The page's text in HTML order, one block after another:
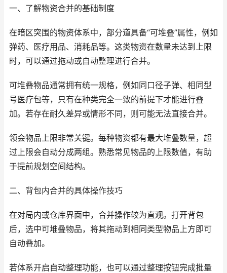
一、了解物资合并的基础制度
在暗区突围的物资体系中，部分道具备“可堆叠”属性，例如
弹药、医疗用品、消耗品等。这类物资在数量未达到上限
时，可以通过拖动或自动整理进行合并。
可堆叠物品通常拥有统一规格，例如同口径子弹、相同型
号医疗包等，只有在种类完全一致的前提下才能进行叠
加。若存在耐久差异或情形不同，则可能无法直接合并。
领会物品上限非常关键。每种物资都有最大堆叠数量，超
过上限会自动分成两组。熟悉常见物品的上限数值，有助
于提前规划空间结构。
二、背包内合并的具体操作技巧
在对局内或仓库界面中，合并操作较为直观。打开背包
后，选中可堆叠物品，将其拖动到相同类型物品上方即可
自动叠加。
若体系开启自动整理功能，也可以通过整理按钮完成批量